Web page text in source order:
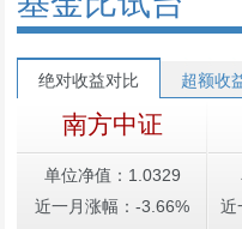
绝对收益对比 超额收
南方中证
单位净值：1.0329
近一月涨幅：-3.66%
近